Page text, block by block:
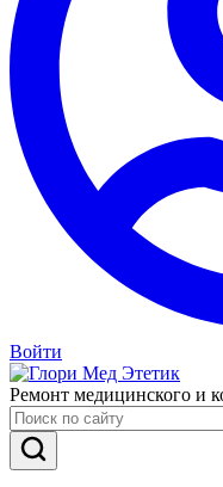
Войти
Ремонт медицинского и